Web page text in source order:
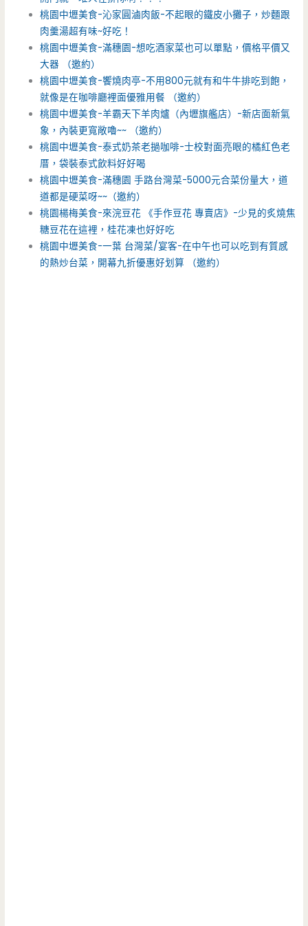
桃園中壢美食-沁家圓滷肉飯-不起眼的鐵皮小攤子，炒麵跟
肉羹湯超有味~好吃！
桃園中壢美食-滿穗園-想吃酒家菜也可以單點，價格平價又
大器 （邀約）
桃園中壢美食-饗燒肉亭-不用800元就有和牛牛排吃到飽，
就像是在咖啡廳裡面優雅用餐 （邀約）
桃園中壢美食-羊霸天下羊肉爐（內壢旗艦店）-新店面新氣
象，內裝更寬敞嚕~~ （邀約）
桃園中壢美食-泰式奶茶老撾咖啡-士校對面亮眼的橘紅色老
厝，袋裝泰式飲料好好喝
桃園中壢美食-滿穗園 手路台灣菜-5000元合菜份量大，道
道都是硬菜呀~~（邀約）
桃園楊梅美食-來浣豆花 《手作豆花 專賣店》-少見的炙燒焦
糖豆花在這裡，桂花凍也好好吃
桃園中壢美食-一葉 台灣菜/宴客-在中午也可以吃到有質感
的熱炒台菜，開幕九折優惠好划算 （邀約）